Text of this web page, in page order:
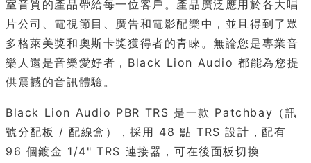
室音質的產品帶給每一位客戶。產品廣泛應用於各大唱
片公司、電視節目、廣告和電影配樂中，並且得到了眾
多格萊美獎和奧斯卡獎獲得者的青睞。無論您是專業音
樂人還是音樂愛好者，Black Lion Audio 都能為您提
供震撼的音訊體驗。
Black Lion Audio PBR TRS 是一款 Patchbay（訊
號分配板 / 配線盒），採用 48 點 TRS 設計，配有
96 個鍍金 1/4" TRS 連接器，可在後面板切換